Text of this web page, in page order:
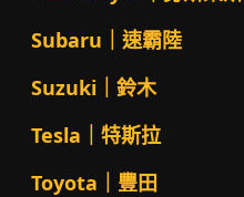
Subaru｜速霸陸
Suzuki｜鈴木
Tesla｜特斯拉
Toyota｜豐田